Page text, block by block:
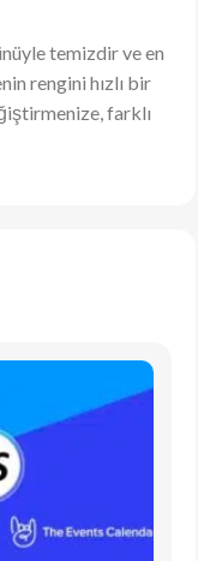
temizdir ve en
rengini hızlı bir
farklı